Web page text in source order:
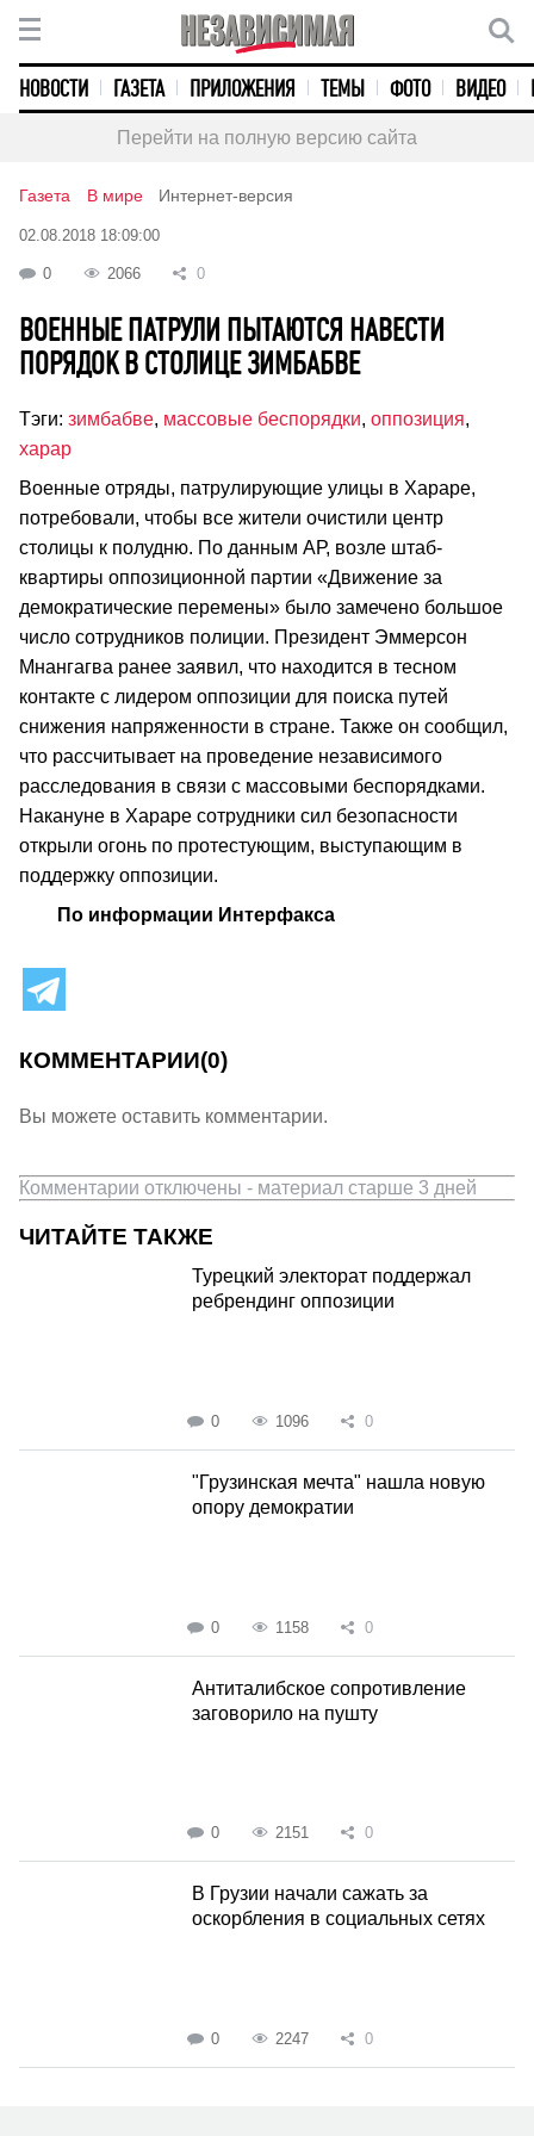
НОВОСТИ ГАЗЕТА ПРИЛОЖЕНИЯ ТЕМЫ ФОТО ВИДЕО
Перейти на полную версию сайта
Газета В мире Интернет-версия
02.08.2018 18:09:00
0 2066 0
ВОЕННЫЕ ПАТРУЛИ ПЫТАЮТСЯ НАВЕСТИ
ПОРЯДОК В СТОЛИЦЕ ЗИМБАБВЕ
Тэги: зимбабве, массовые беспорядки, оппозиция,
харар
Военные отряды, патрулирующие улицы в Хараре,
потребовали, чтобы все жители очистили центр
столицы к полудню. По данным АР, возле штаб-
квартиры оппозиционной партии «Движение за
демократические перемены» было замечено большое
число сотрудников полиции. Президент Эммерсон
Мнангагва ранее заявил, что находится в тесном
контакте с лидером оппозиции для поиска путей
снижения напряженности в стране. Также он сообщил,
что рассчитывает на проведение независимого
расследования в связи с массовыми беспорядками.
Накануне в Хараре сотрудники сил безопасности
открыли огонь по протестующим, выступающим в
поддержку оппозиции.
По информации Интерфакса
КОММЕНТАРИИ(0)
Вы можете оставить комментарии.
Комментарии отключены - материал старше 3 дней
ЧИТАЙТЕ ТАКЖЕ
Турецкий электорат поддержал
ребрендинг оппозиции
0 1096 0
"Грузинская мечта" нашла новую
опору демократии
0 1158 0
Антиталибское сопротивление
заговорило на пушту
0 2151 0
В Грузии начали сажать за
оскорбления в социальных сетях
0 2247 0